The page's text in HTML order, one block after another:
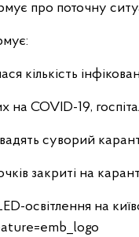
про поточну
кількість
на COVID-19,
суворий
закриті на
освітлення на